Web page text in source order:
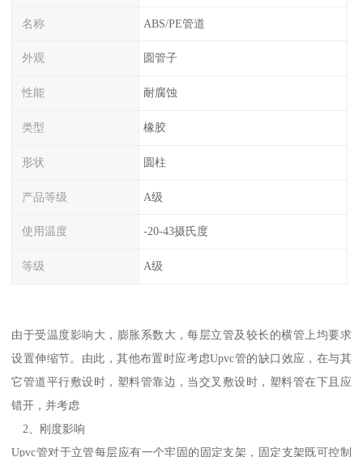
名称 ABS/PE管道
外观 圆管子
性能 耐腐蚀
类型 橡胶
形状 圆柱
产品等级 A级
使用温度 -20-43摄氏度
等级 A级
由于受温度影响大，膨胀系数大，每层立管及较长的横管上均要求
设置伸缩节。由此，其他布置时应考虑Upvc管的缺口效应，在与其
它管道平行敷设时，塑料管靠边，当交叉敷设时，塑料管在下且应
错开，并考虑
2、刚度影响
Upvc管对于立管每层应有一个牢固的固定支架，固定支架既可控制